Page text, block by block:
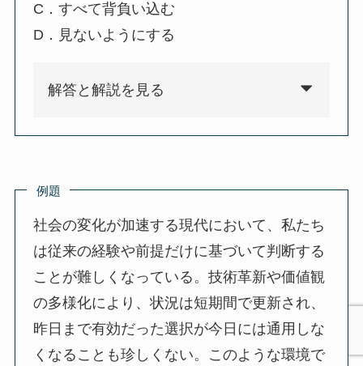
C．すべて背負い込む
D．見ないようにする
解答と解説を見る
例題
社会の変化が加速する現代において、私たち
は従来の経験や前提だけに基づいて判断する
ことが難しくなっている。技術革新や価値観
の多様化により、状況は短期間で更新され、
昨日まで有効だった選択が今日には通用しな
くなることも珍しくない。このような環境で